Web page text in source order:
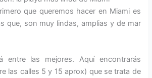
que queremos hacer en Miami es
que, son muy lindas, amplias y de mar
entre las mejores. Aquí encontrarás
las calles 5 y 15 aprox) que se trata de